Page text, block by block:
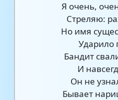
Я очень,
Стреляю:
Но имя
Ударило
Бандит
И
Он не
Бывает